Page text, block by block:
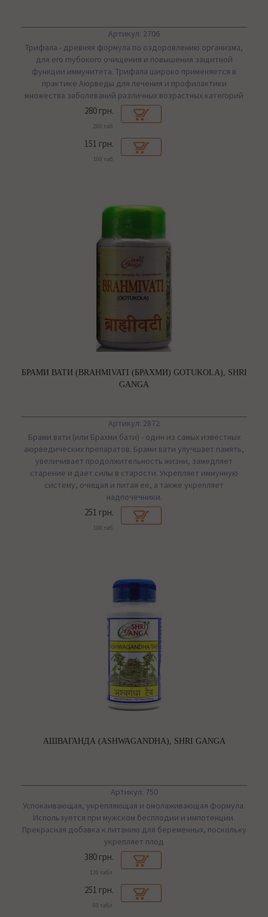
Артикул: 2706
Трифала - древняя формула по оздоровлению организма,
для его глубокого очищения и повышения защитной
функции иммунитета. Трифала широко применяется в
практике Аюрведы для лечения и профилактики
множества заболеваний различных возрастных категорий
280 грн.
200 таб.
151 грн.
100 таб.
БРАМИ ВАТИ (BRAHMIVATI (БРАХМИ) GOTUKOLA), SHRI
GANGA
Артикул: 2872
Брами вати (или Брахми бати) - один из самых известных
аюрведических препаратов. Брами вати улучшает память,
увеличивает продолжительность жизни, замедляет
старение и дает силы в старости. Укрепляет иммунную
систему, очищая и питая ее, а также укрепляет
надпочечники.
251 грн.
100 таб.
АШВАГАНДА (ASHWAGANDHA), SHRI GANGA
Артикул: 750
Успокаивающая, укрепляющая и омолаживающая формула.
Используется при мужском бесплодии и импотенции.
Прекрасная добавка к питанию для беременных, поскольку
укрепляет плод
380 грн.
120 табл.
251 грн.
60 табл.